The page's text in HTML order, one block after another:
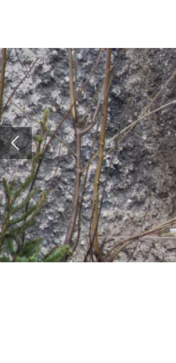
naar
de
hoofdinhoud